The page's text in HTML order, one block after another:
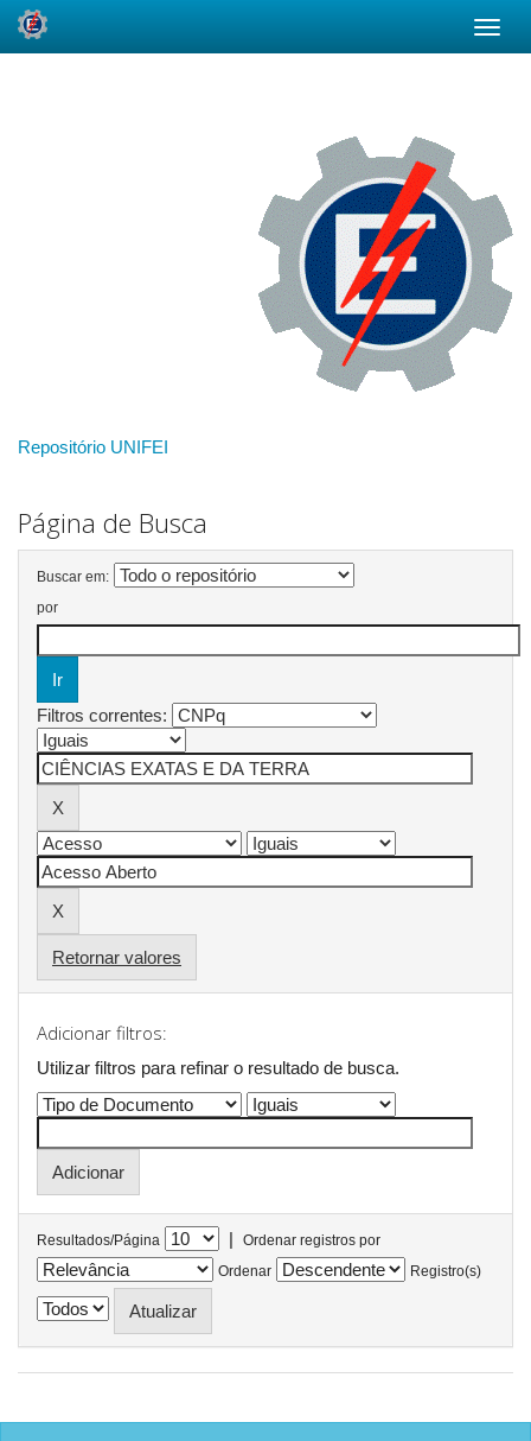
Repositório UNIFEI
Página de Busca
Buscar em:
por
Filtros correntes:
Retornar valores
Adicionar filtros:
Utilizar filtros para refinar o resultado de busca.
Resultados/Página |
Ordenar registros por
Ordenar
Registro(s)